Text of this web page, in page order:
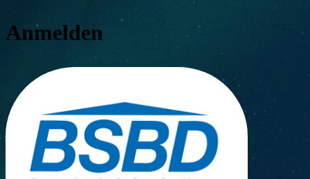
Anmelden
https://